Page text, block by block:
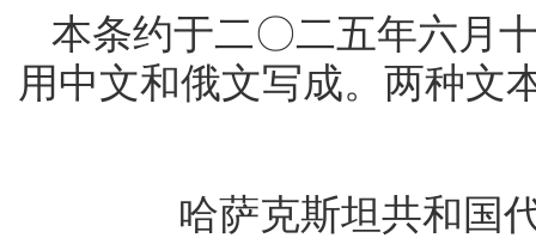
本条约于二〇二五年六月
用中文和俄文写成。两种文
哈萨克斯坦共和